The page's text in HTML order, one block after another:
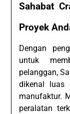
Sahabat
Proyek
Dengan
untuk
pelanggan,
dikenal luas
manufaktur.
peralatan